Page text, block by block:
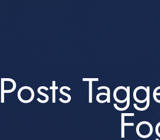
Posts